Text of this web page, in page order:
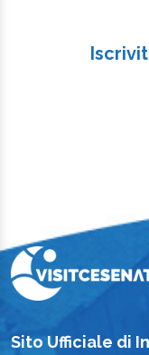
Sito Ufficiale di